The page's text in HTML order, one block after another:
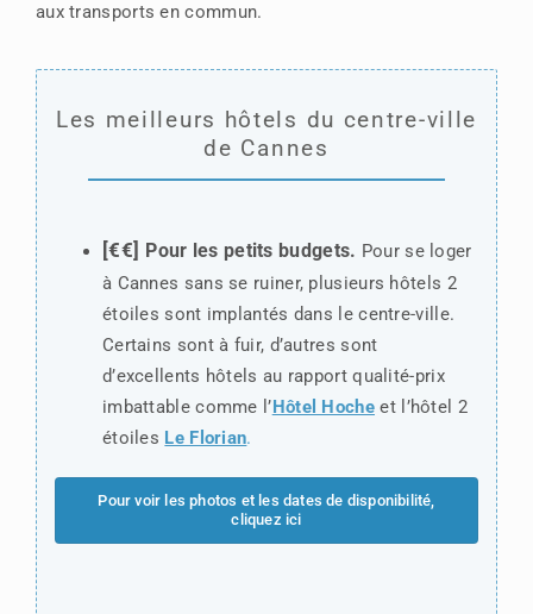
aux transports en commun.
Les meilleurs hôtels du centre-ville
de Cannes
[€€] Pour les petits budgets. Pour se loger
à Cannes sans se ruiner, plusieurs hôtels 2
étoiles sont implantés dans le centre-ville.
Certains sont à fuir, d’autres sont
d’excellents hôtels au rapport qualité-prix
imbattable comme l’Hôtel Hoche et l’hôtel 2
étoiles Le Florian.
Pour voir les photos et les dates de disponibilité,
cliquez ici